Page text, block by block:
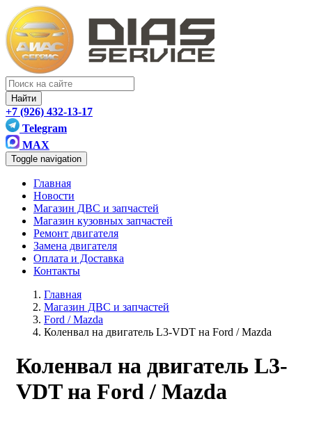
Найти
+7 (926) 432-13-17
Telegram
MAX
Toggle navigation
Главная
Новости
Магазин ДВС и запчастей
Магазин кузовных запчастей
Ремонт двигателя
Замена двигателя
Оплата и Доставка
Контакты
Главная
Магазин ДВС и запчастей
Ford / Mazda
Коленвал на двигатель L3-VDT на Ford / Mazda
Коленвал на двигатель L3-
VDT на Ford / Mazda